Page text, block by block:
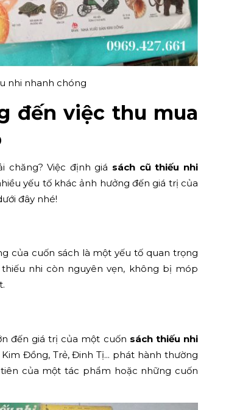
nhi nhanh chóng
đến việc thu mua
chăng? Việc định giá sách cũ thiếu nhi
yếu tố khác ảnh hưởng đến giá trị của
đây nhé!
của cuốn sách là một yếu tố quan trọng
nhi còn nguyên vẹn, không bị móp
đến giá trị của một cuốn sách thiếu nhi
Đồng, Trẻ, Đinh Tị... phát hành thường
của một tác phẩm hoặc những cuốn